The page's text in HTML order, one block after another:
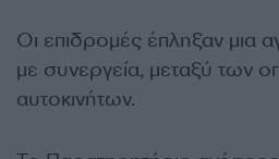
Οι επιδρομές έπληξαν μια
με συνεργεία, μεταξύ των
αυτοκινήτων.